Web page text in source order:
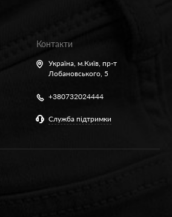
Контакти
Україна, м.Київ, пр-т
Лобановського, 5
+380732024444
Служба підтримки